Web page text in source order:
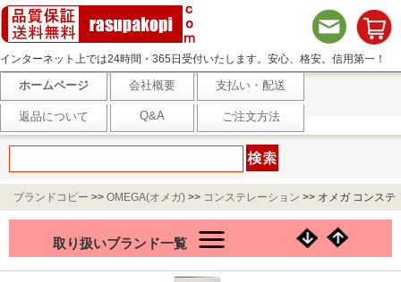
インターネット上では24時間・365日受付いたします。安心、格安。信用第一！
ホームページ 会社概要 支払い・配送
返品について Q&A ご注文方法
ブランドコピー >> OMEGA(オメガ) >> コンステレーション >> オメガ コンステ
取り扱いブランド一覧